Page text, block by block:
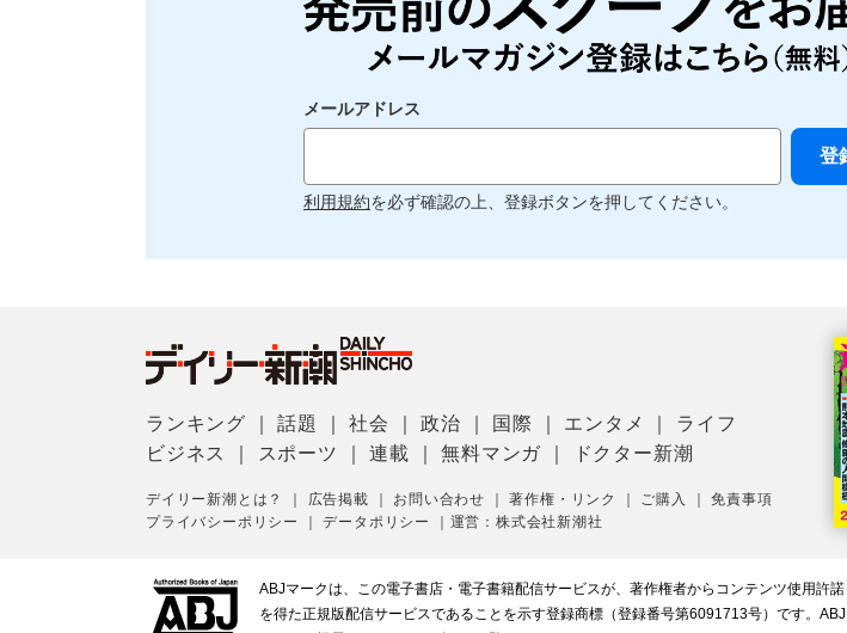
メールアドレス
利用規約を必ず確認の上、登録ボタンを押してください。
ランキング ｜話題 ｜社会 ｜政治 国際 エンタメ
ライフ
ビジネス
スポーツ ｜連載 ｜無料マンガ ドクター新潮
デイリー新潮とは？ 広告掲載 お問い合わせ ｜著作権・リンク ご購入 ｜免責事項
プライバシーポリシー
｜データポリシー 運営：株式会社新潮社
ABJマークは、この電子書店・電子書籍配信サービスが、著作権者からコンテンツ使用許諾
を得た正規版配信サービスであることを示す登録商標（登録番号第6091713号）です。ABJ